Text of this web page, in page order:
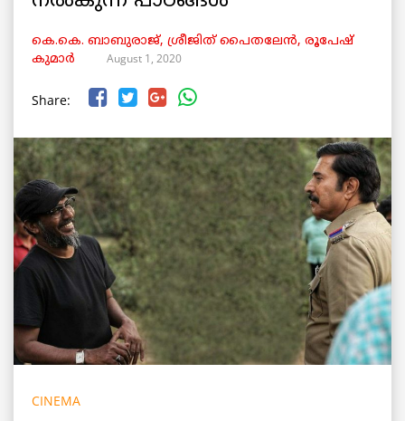
കെ.കെ. ബാബുരാജ്, ശ്രീജിത് പൈതലേൻ, രൂപേഷ്
കുമാർ
August 1, 2020
Share:
CINEMA